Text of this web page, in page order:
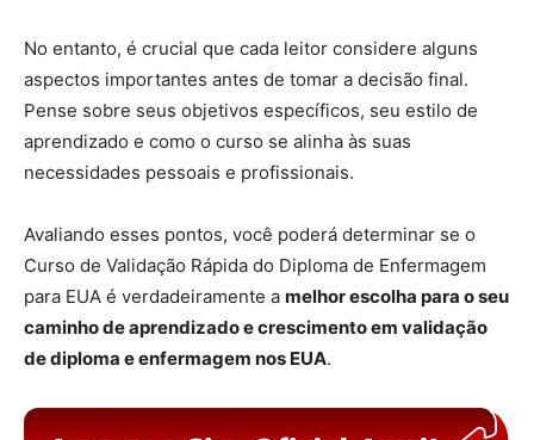
No entanto, é crucial que cada leitor considere alguns
aspectos importantes antes de tomar a decisão final.
Pense sobre seus objetivos específicos, seu estilo de
aprendizado e como o curso se alinha às suas
necessidades pessoais e profissionais.
Avaliando esses pontos, você poderá determinar se o
Curso de Validação Rápida do Diploma de Enfermagem
para EUA é verdadeiramente a melhor escolha para o seu
caminho de aprendizado e crescimento em validação
de diploma e enfermagem nos EUA.